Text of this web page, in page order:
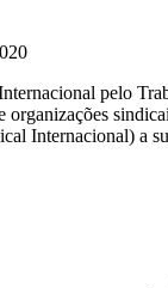
pelo
organizações
Internacional) a